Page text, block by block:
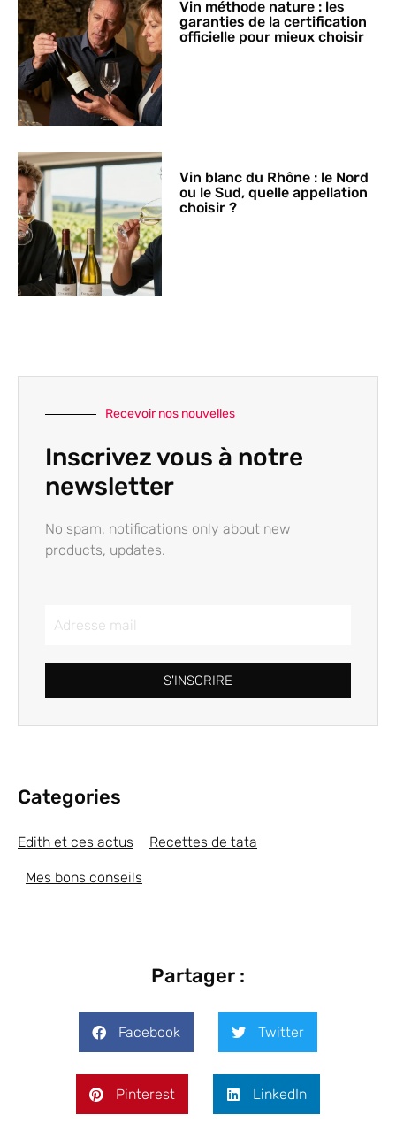
Vin méthode nature : les
garanties de la certification
officielle pour mieux choisir
Vin blanc du Rhône : le Nord
ou le Sud, quelle appellation
choisir ?
Recevoir nos nouvelles
Inscrivez vous à notre
newsletter
No spam, notifications only about new
products, updates.
S'INSCRIRE
Categories
Edith et ces actus Recettes de tata
Mes bons conseils
Partager :
Facebook Twitter
Pinterest LinkedIn